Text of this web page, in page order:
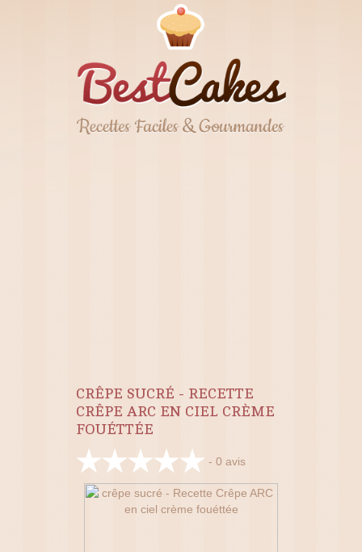
CRÊPE SUCRÉ - RECETTE
CRÊPE ARC EN CIEL CRÈME
FOUÉTTÉE
- 0 avis